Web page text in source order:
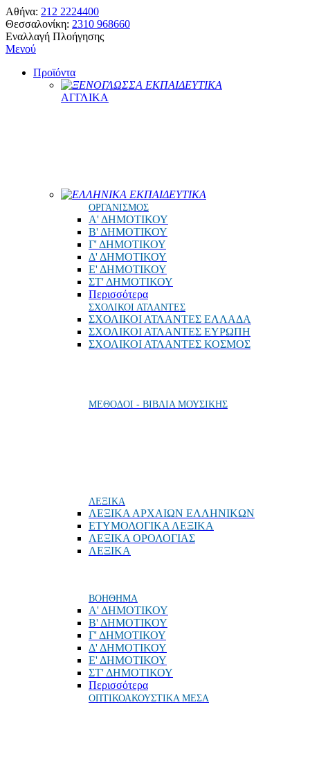
Αθήνα: 212 2224400
Θεσσαλονίκη: 2310 968660
Εναλλαγή Πλοήγησης
Μενού
Προϊόντα
ΞΕΝΟΓΛΩΣΣΑ ΕΚΠΑΙΔΕΥΤΙΚΑ
ΑΓΓΛΙΚΑ
ΕΛΛΗΝΙΚΑ ΕΚΠΑΙΔΕΥΤΙΚΑ
ΟΡΓΑΝΙΣΜΟΣ
Α' ΔΗΜΟΤΙΚΟΥ
Β' ΔΗΜΟΤΙΚΟΥ
Γ' ΔΗΜΟΤΙΚΟΥ
Δ' ΔΗΜΟΤΙΚΟΥ
Ε' ΔΗΜΟΤΙΚΟΥ
ΣΤ' ΔΗΜΟΤΙΚΟΥ
Περισσότερα
ΣΧΟΛΙΚΟΙ ΑΤΛΑΝΤΕΣ
ΣΧΟΛΙΚΟΙ ΑΤΛΑΝΤΕΣ ΕΛΛΑΔΑ
ΣΧΟΛΙΚΟΙ ΑΤΛΑΝΤΕΣ ΕΥΡΩΠΗ
ΣΧΟΛΙΚΟΙ ΑΤΛΑΝΤΕΣ ΚΟΣΜΟΣ
ΜΕΘΟΔΟΙ - ΒΙΒΛΙΑ ΜΟΥΣΙΚΗΣ
ΛΕΞΙΚΑ
ΛΕΞΙΚΑ ΑΡΧΑΙΩΝ ΕΛΛΗΝΙΚΩΝ
ΕΤΥΜΟΛΟΓΙΚΑ ΛΕΞΙΚΑ
ΛΕΞΙΚΑ ΟΡΟΛΟΓΙΑΣ
ΛΕΞΙΚΑ
ΒΟΗΘΗΜΑ
Α' ΔΗΜΟΤΙΚΟΥ
Β' ΔΗΜΟΤΙΚΟΥ
Γ' ΔΗΜΟΤΙΚΟΥ
Δ' ΔΗΜΟΤΙΚΟΥ
Ε' ΔΗΜΟΤΙΚΟΥ
ΣΤ' ΔΗΜΟΤΙΚΟΥ
Περισσότερα
ΟΠΤΙΚΟΑΚΟΥΣΤΙΚΑ ΜΕΣΑ